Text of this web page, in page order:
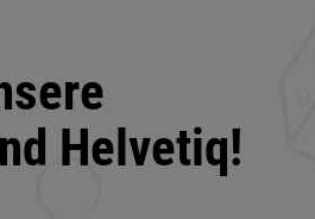
Helvetiq!